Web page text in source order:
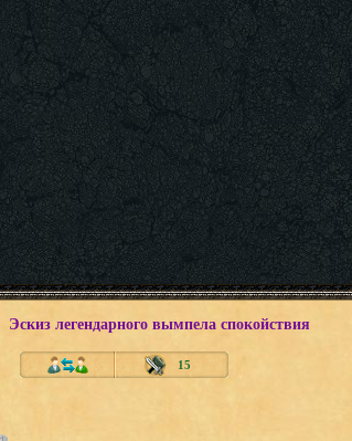
Эскиз легендарного вымпела спокойствия
15